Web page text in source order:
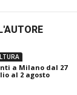
a Milano dal 27
al 2 agosto